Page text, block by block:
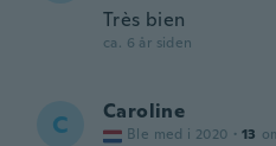
Très bien
ca. 6 år siden
C Caroline
Ble med i 2020 · 13